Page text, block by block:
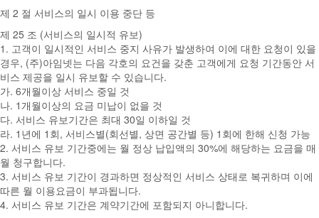
제 2 절 서비스의 일시 이용 중단 등
제 25 조 (서비스의 일시적 유보)
1. 고객이 일시적인 서비스 중지 사유가 발생하여 이에 대한 요청이 있을
경우, (주)아임넷는 다음 각호의 요건을 갖춘 고객에게 요청 기간동안 서
비스 제공을 일시 유보할 수 있습니다.
가. 6개월이상 서비스 중일 것
나. 1개월이상의 요금 미납이 없을 것
다. 서비스 유보기간은 최대 30일 이하일 것
라. 1년에 1회, 서비스별(회선별, 상면 공간별 등) 1회에 한해 신청 가능
2. 서비스 유보 기간중에는 월 정상 납입액의 30%에 해당하는 요금을 매
월 청구합니다.
3. 서비스 유보 기간이 경과하면 정상적인 서비스 상태로 복귀하며 이에
따른 월 이용요금이 부과됩니다.
4. 서비스 유보 기간은 계약기간에 포함되지 아니합니다.